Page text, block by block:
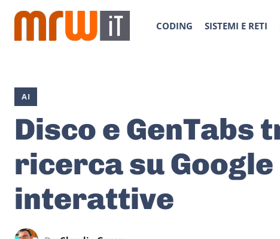
CODING SISTEMI E RETI
AI
Disco e GenTabs
ricerca su Google
interattive